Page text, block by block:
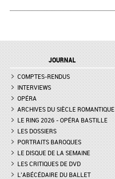
JOURNAL
COMPTES-RENDUS
INTERVIEWS
OPÉRA
ARCHIVES DU SIÈCLE ROMANTIQUE
LE RING 2026 - OPÉRA BASTILLE
LES DOSSIERS
PORTRAITS BAROQUES
LE DISQUE DE LA SEMAINE
LES CRITIQUES DE DVD
L'ABÉCÉDAIRE DU BALLET